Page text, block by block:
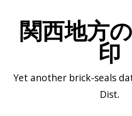
関西地方
印
Yet another brick-seals
Dist.